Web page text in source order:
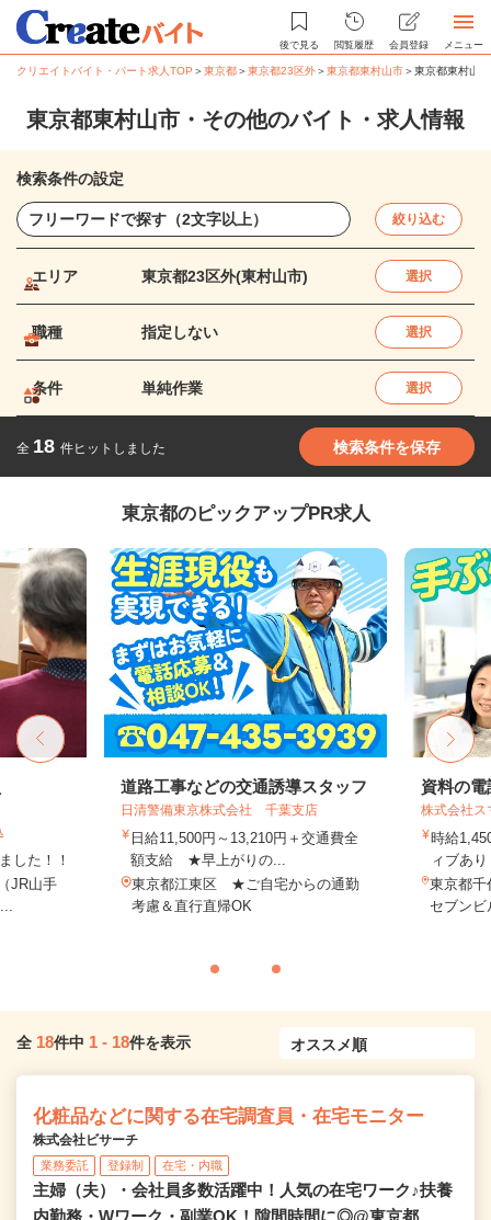
後で見る 閲覧履歴 会員登録 メニュー
クリエイトバイト・パート求人TOP ＞東京都＞東京都23区外＞東京都東村山市＞東京都東村山
東京都東村山市・その他のバイト・求人情報
検索条件の設定
絞り込む
エリア 東京都23区外(東村山市) 選択
職種 指定しない 選択
条件 単純作業 選択
全 18 件ヒットしました 検索条件を保存
東京都のピックアップPR求人
した！！
JR山手
道路工事などの交通誘導スタッフ
日清警備東京株式会社 千葉支店
日給11,500円～13,210円＋交通費全
額支給 ★早上がりの...
東京都江東区 ★ご自宅からの通勤
考慮＆直行直帰OK
資料の
株式会社ス
時給
ィブあ
東京都
セブン
全 18件中 1 - 18件を表示
化粧品などに関する在宅調査員・在宅モニター
株式会社ビサーチ
業務委託 登録制 在宅・内職
主婦（夫）・会社員多数活躍中！人気の在宅ワーク♪扶養
内勤務・Wワーク・副業OK！隙間時間に◎@東京都